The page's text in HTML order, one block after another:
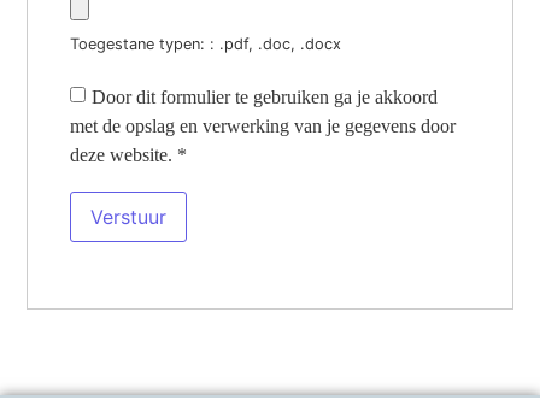
Toegestane typen: : .pdf, .doc, .docx
Door dit formulier te gebruiken ga je akkoord
met de opslag en verwerking van je gegevens door
deze website. *